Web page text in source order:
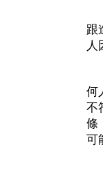
跟
人
何
不
條
可